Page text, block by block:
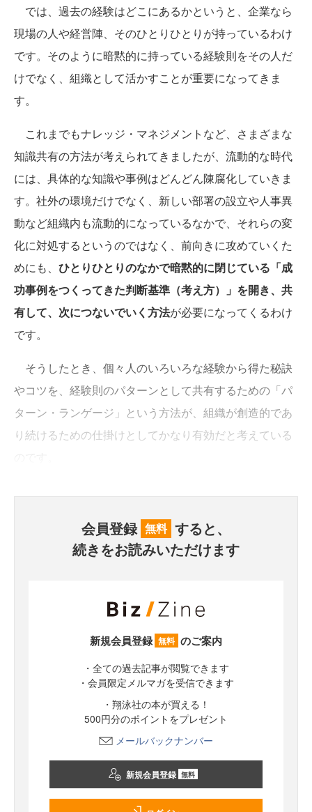
では、過去の経験はどこにあるかというと、企業なら
現場の人や経営陣、そのひとりひとりが持っているわけ
です。そのように暗黙的に持っている経験則をその人だ
けでなく、組織として活かすことが重要になってきま
す。
これまでもナレッジ・マネジメントなど、さまざまな
知識共有の方法が考えられてきましたが、流動的な時代
には、具体的な知識や事例はどんどん陳腐化していきま
す。社外の環境だけでなく、新しい部署の設立や人事異
動など組織内も流動的になっているなかで、それらの変
化に対処するというのではなく、前向きに攻めていくた
めにも、 ひとりひとりのなかで暗黙的に閉じている「成
功事例をつくってきた判断基準（考え方）」を開き、共
有して、次につないでいく方法が必要になってくるわけ
です。
そうしたとき、個々人のいろいろな経験から得た秘訣
やコツを、経験則のパターンとして共有するための「パ
ターン・ランゲージ」という方法が、組織が創造的であ
り続けるための仕掛けとしてかなり有効だと考えている
会員登録 無料 すると、
続きをお読みいただけます
新規会員登録 無料 のご案内
・全ての過去記事が閲覧できます
・会員限定メルマガを受信できます
・翔泳社の本が買える！
500円分のポイントをプレゼント
メールバックナンバー
新規会員登録 無料